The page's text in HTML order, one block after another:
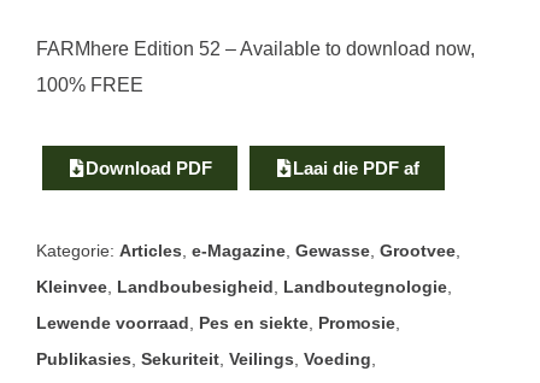
FARMhere Edition 52 – Available to download now,
100% FREE
Download PDF Laai die PDF af
Kategorie: Articles e-Magazine Gewasse Grootvee
Kleinvee Landboubesigheid Landboutegnologie
Lewende voorraad
Pes en siekte Promosie
Publikasies Sekuriteit Veilings Voeding